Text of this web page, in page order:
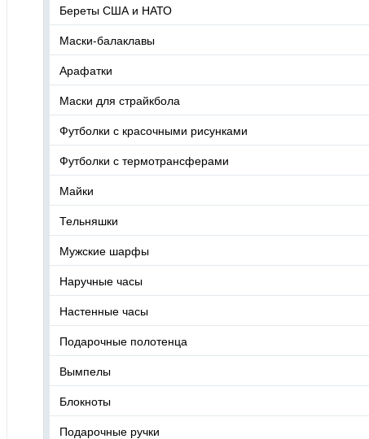
Береты США и НАТО
Маски-балаклавы
Арафатки
Маски для страйкбола
Футболки с красочными рисунками
Футболки с термотрансферами
Майки
Тельняшки
Мужские шарфы
Наручные часы
Настенные часы
Подарочные полотенца
Вымпелы
Блокноты
Подарочные ручки